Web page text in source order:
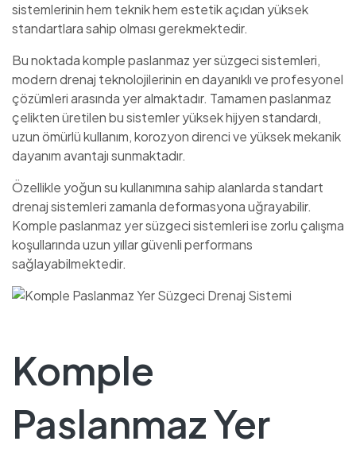
sistemlerinin hem teknik hem estetik açıdan yüksek
standartlara sahip olması gerekmektedir.
Bu noktada komple paslanmaz yer süzgeci sistemleri,
modern drenaj teknolojilerinin en dayanıklı ve profesyonel
çözümleri arasında yer almaktadır. Tamamen paslanmaz
çelikten üretilen bu sistemler yüksek hijyen standardı,
uzun ömürlü kullanım, korozyon direnci ve yüksek mekanik
dayanım avantajı sunmaktadır.
Özellikle yoğun su kullanımına sahip alanlarda standart
drenaj sistemleri zamanla deformasyona uğrayabilir.
Komple paslanmaz yer süzgeci sistemleri ise zorlu çalışma
koşullarında uzun yıllar güvenli performans
sağlayabilmektedir.
Komple
Paslanmaz Yer